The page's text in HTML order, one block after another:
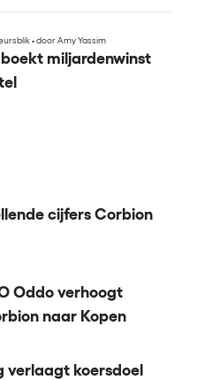
•door Amy Yassim
miljardenwinst
cijfers Corbion
Oddo verhoogt
naar Kopen
verlaagt koersdoel